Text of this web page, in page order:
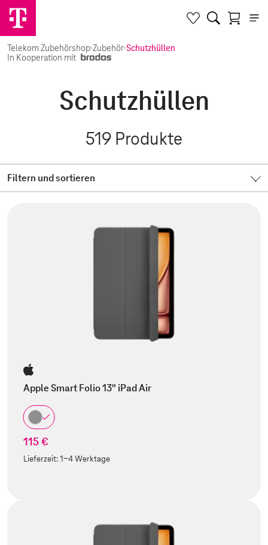
Telekom Zubehörshop·Zubehör·Schutzhüllen
In Kooperation mit
Schutzhüllen
519 Produkte
Filtern und sortieren
Apple Smart Folio 13" iPad Air
115 €
Lieferzeit:1-4 Werktage